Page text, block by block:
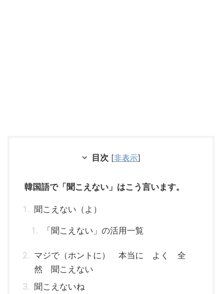
目次 [非表示]
韓国語で「聞こえない」はこう言います。
聞こえない（よ）
「聞こえない」の活用一覧
マジで（ホントに） 本当に よく 全
然 聞こえない
聞こえないね